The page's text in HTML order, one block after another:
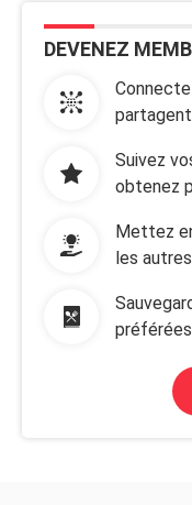
DEVENEZ
Suivez
obtenez
Mettez
les